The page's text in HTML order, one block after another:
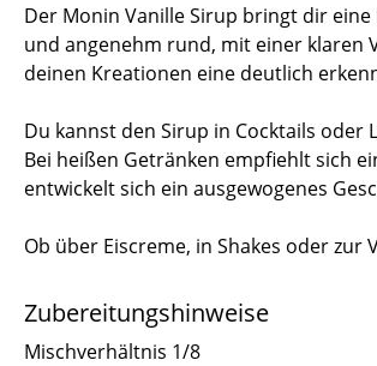
Der Monin Vanille Sirup bringt dir
und angenehm rund, mit einer klaren
deinen Kreationen eine deutlich
Du kannst den Sirup in Cocktails
Bei heißen Getränken empfiehlt sich
entwickelt sich ein ausgewogenes
Ob über Eiscreme, in Shakes oder
Zubereitungshinweise
Mischverhältnis 1/8